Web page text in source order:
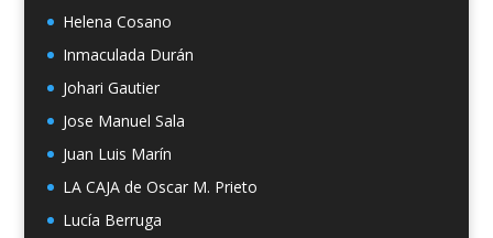
Helena Cosano
Inmaculada Durán
Johari Gautier
Jose Manuel Sala
Juan Luis Marín
LA CAJA de Oscar M. Prieto
Lucía Berruga